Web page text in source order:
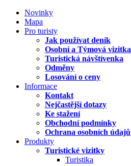
Novinky
Mapa
Pro turisty
Jak používat deník
Osobní a Týmová vizitka
Turistická návštívenka
Odměny
Losování o ceny
Informace
Kontakt
Nejčastější dotazy
Ke stažení
Obchodní podmínky
Ochrana osobních údajů
Produkty
Turistické vizitky
Turistika